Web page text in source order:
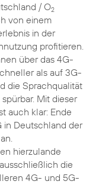
/ O2
von einem
in der
profitieren.
über das 4G-
als auf 3G-
die Sprachqualität
Mit dieser
auch klar: Ende
in Deutschland der
hierzulande
die
4G- und 5G-